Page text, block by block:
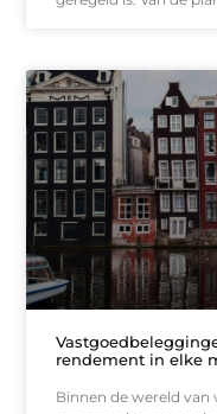
rendement in elke
Binnen de wereld